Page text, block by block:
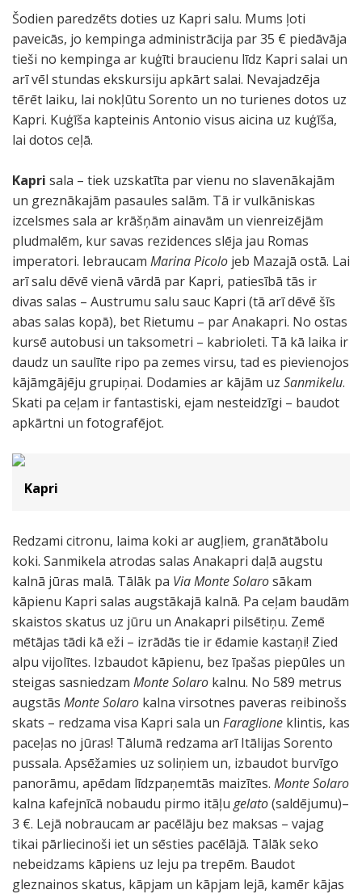
Šodien paredzēts doties uz Kapri salu. Mums ļoti
paveicās, jo kempinga administrācija par 35 € piedāvāja
tieši no kempinga ar kuģīti braucienu līdz Kapri salai un
arī vēl stundas ekskursiju apkārt salai. Nevajadzēja
tērēt laiku, lai nokļūtu Sorento un no turienes dotos uz
Kapri. Kuģīša kapteinis Antonio visus aicina uz kuģīša,
lai dotos ceļā.
Kapri sala – tiek uzskatīta par vienu no slavenākajām
un greznākajām pasaules salām. Tā ir vulkāniskas
izcelsmes sala ar krāšņām ainavām un vienreizējām
pludmalēm, kur savas rezidences slēja jau Romas
imperatori. Iebraucam Marina Picolo jeb Mazajā ostā. Lai
arī salu dēvē vienā vārdā par Kapri, patiesībā tās ir
divas salas – Austrumu salu sauc Kapri (tā arī dēvē šīs
abas salas kopā), bet Rietumu – par Anakapri. No ostas
kursē autobusi un taksometri – kabrioleti. Tā kā laika ir
daudz un saulīte ripo pa zemes virsu, tad es pievienojos
kājāmgājēju grupiņai. Dodamies ar kājām uz Sanmikelu.
Skati pa ceļam ir fantastiski, ejam nesteidzīgi – baudot
apkārtni un fotografējot.
Kapri
Redzami citronu, laima koki ar augļiem, granātābolu
koki. Sanmikela atrodas salas Anakapri daļā augstu
kalnā jūras malā. Tālāk pa Via Monte Solarosākam
kāpienu Kapri salas augstākajā kalnā. Pa ceļam baudām
skaistos skatus uz jūru un Anakapri pilsētiņu. Zemē
mētājas tādi kā eži – izrādās tie ir ēdamie kastaņi! Zied
alpu vijolītes. Izbaudot kāpienu, bez īpašas piepūles un
steigas sasniedzam Monte Solaro kalnu. No 589 metrus
augstās Monte Solaro kalna virsotnes paveras reibinošs
skats – redzama visa Kapri sala un Faraglione klintis, kas
paceļas no jūras! Tālumā redzama arī Itālijas Sorento
pussala. Apsēžamies uz soliņiem un, izbaudot burvīgo
panorāmu, apēdam līdzpaņemtās maizītes. Monte Solaro
kalna kafejnīcā nobaudu pirmo itāļu gelato(saldējumu)–
3 €. Lejā nobraucam ar pacēlāju bez maksas – vajag
tikai pārliecinoši iet un sēsties pacēlājā. Tālāk seko
nebeidzams kāpiens uz leju pa trepēm. Baudot
gleznainos skatus, kāpjam un kāpjam lejā, kamēr kājas